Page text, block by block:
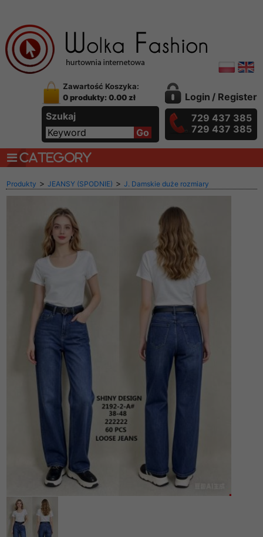
Zawartość Koszyka:
0 produkty: 0.00 zł
Szukaj
Login / Register
729 437 385
729 437 385
CATEGORY
Produkty > JEANSY (SPODNIE) > J. Damskie duże rozmiary